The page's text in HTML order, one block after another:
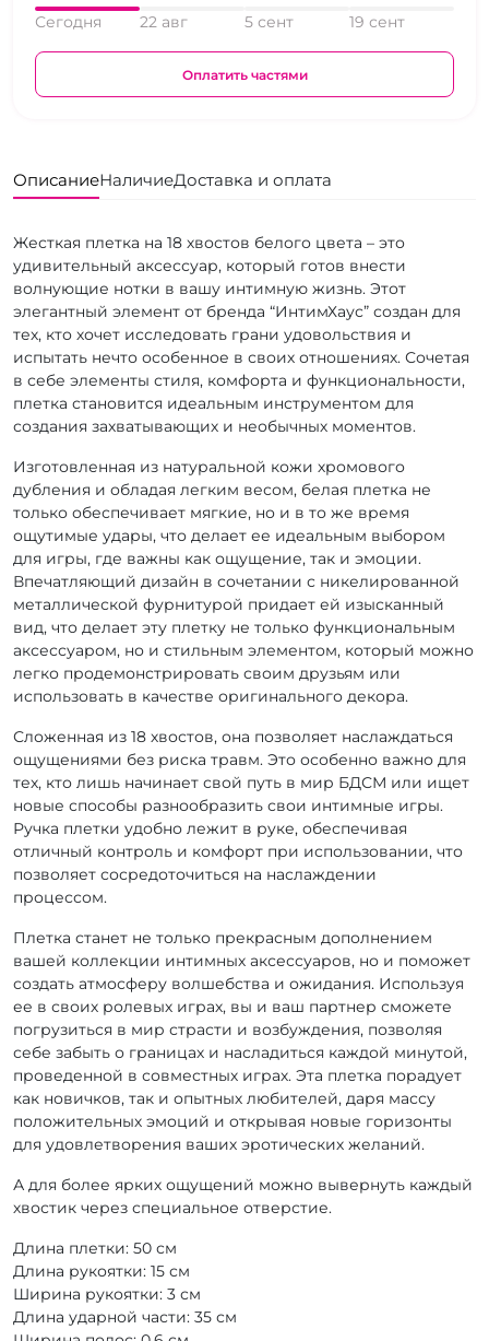
Сегодня 22 авг 5 сент 19 сент
Оплатить частями
ОписаниеНаличиеДоставка и оплата
Жесткая плетка на 18 хвостов белого цвета – это
удивительный аксессуар, который готов внести
волнующие нотки в вашу интимную жизнь. Этот
элегантный элемент от бренда “ИнтимХаус” создан для
тех, кто хочет исследовать грани удовольствия и
испытать нечто особенное в своих отношениях. Сочетая
в себе элементы стиля, комфорта и функциональности,
плетка становится идеальным инструментом для
создания захватывающих и необычных моментов.
Изготовленная из натуральной кожи хромового
дубления и обладая легким весом, белая плетка не
только обеспечивает мягкие, но и в то же время
ощутимые удары, что делает ее идеальным выбором
для игры, где важны как ощущение, так и эмоции.
Впечатляющий дизайн в сочетании с никелированной
металлической фурнитурой придает ей изысканный
вид, что делает эту плетку не только функциональным
аксессуаром, но и стильным элементом, который можно
легко продемонстрировать своим друзьям или
использовать в качестве оригинального декора.
Сложенная из 18 хвостов, она позволяет наслаждаться
ощущениями без риска травм. Это особенно важно для
тех, кто лишь начинает свой путь в мир БДСМ или ищет
новые способы разнообразить свои интимные игры.
Ручка плетки удобно лежит в руке, обеспечивая
отличный контроль и комфорт при использовании, что
позволяет сосредоточиться на наслаждении
процессом.
Плетка станет не только прекрасным дополнением
вашей коллекции интимных аксессуаров, но и поможет
создать атмосферу волшебства и ожидания. Используя
ее в своих ролевых играх, вы и ваш партнер сможете
погрузиться в мир страсти и возбуждения, позволяя
себе забыть о границах и насладиться каждой минутой,
проведенной в совместных играх. Эта плетка порадует
как новичков, так и опытных любителей, даря массу
положительных эмоций и открывая новые горизонты
для удовлетворения ваших эротических желаний.
А для более ярких ощущений можно вывернуть каждый
хвостик через специальное отверстие.
Длина плетки: 50 см
Длина рукоятки: 15 см
Ширина рукоятки: 3 см
Длина ударной части: 35 см